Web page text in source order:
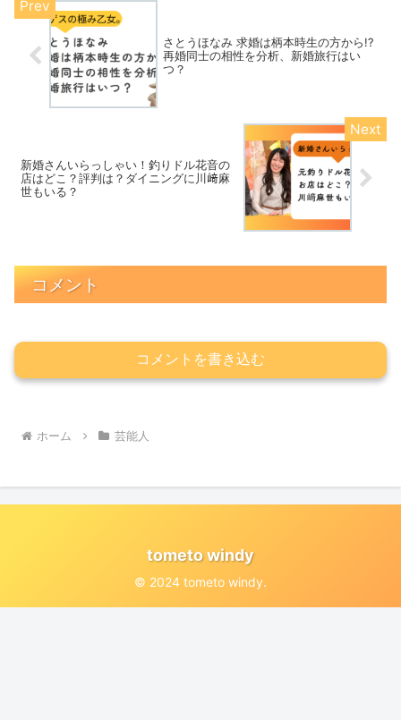
さとうほなみ 求婚は柄本時生の方から!?
再婚同士の相性を分析、新婚旅行はい
つ？
新婚さんいらっしゃい！釣りドル花音の
店はどこ？評判は？ダイニングに川﨑麻
世もいる？
コメント
コメントを書き込む
ホーム 芸能人
tometo windy
© 2024 tometo windy.